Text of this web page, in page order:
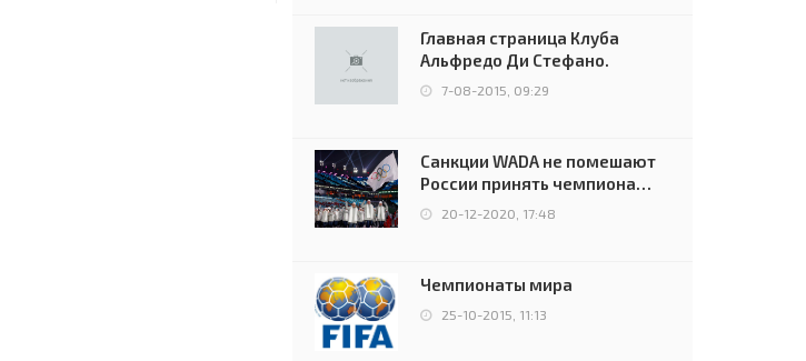
Главная страница Клуба
Альфредо Ди Стефано.
7-08-2015, 09:29
Санкции WADA не помешают
России принять чемпионат
Европы и финал Лиги
чемпионов.
20-12-2020, 17:48
Чемпионаты мира
25-10-2015, 11:13